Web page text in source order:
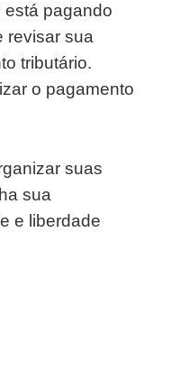
está pagando
revisar sua
tributário.
o pagamento
suas
sua
e liberdade